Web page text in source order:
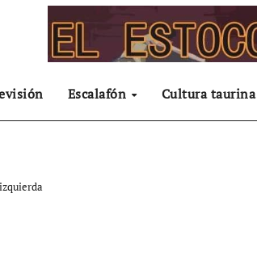
Escalafón Cultura taurina